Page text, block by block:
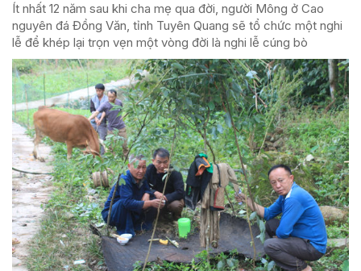
Ít nhất 12 năm sau khi cha mẹ qua đời, người Mông ở Cao
nguyên đá Đồng Văn, tỉnh Tuyên Quang sẽ tổ chức một nghi
lễ để khép lại trọn vẹn một vòng đời là nghi lễ cúng bò